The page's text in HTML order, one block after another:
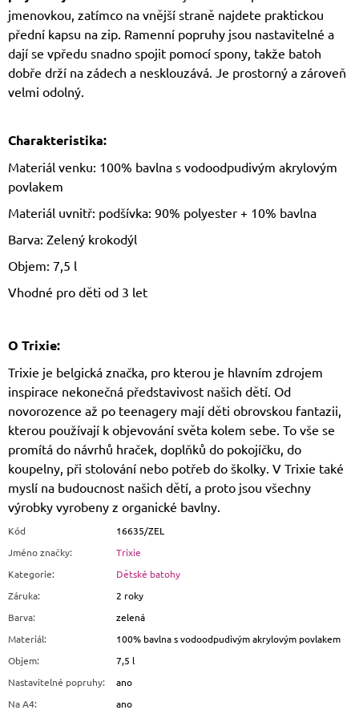
jmenovkou, zatímco na vnější straně najdete praktickou
přední kapsu na zip. Ramenní popruhy jsou nastavitelné a
dají se vpředu snadno spojit pomocí spony, takže batoh
dobře drží na zádech a nesklouzává. Je prostorný a zároveň
velmi odolný.
Charakteristika:
Materiál venku: 100% bavlna s vodoodpudivým akrylovým
povlakem
Materiál uvnitř: podšívka: 90% polyester + 10% bavlna
Barva: Zelený krokodýl
Objem: 7,5 l
Vhodné pro děti od 3 let
O Trixie:
Trixie je belgická značka, pro kterou je hlavním zdrojem
inspirace nekonečná představivost našich dětí. Od
novorozence až po teenagery mají děti obrovskou fantazii,
kterou používají k objevování světa kolem sebe. To vše se
promítá do návrhů hraček, doplňků do pokojíčku, do
koupelny, při stolování nebo potřeb do školky. V Trixie také
myslí na budoucnost našich dětí, a proto jsou všechny
výrobky vyrobeny z organické bavlny.
Kód
16635/ZEL
Jméno značky:
Trixie
Kategorie:
Dětské batohy
Záruka:
2 roky
Barva:
zelená
Materiál:
100% bavlna s vodoodpudivým akrylovým povlakem
Objem:
7,5 l
Nastavitelné popruhy:
ano
Na A4: ano